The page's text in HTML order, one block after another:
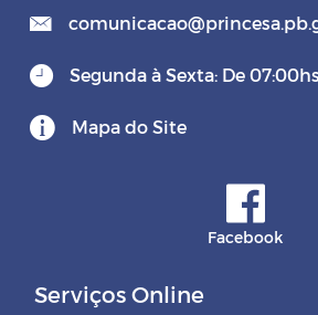
Segunda à Sexta: De
Mapa do Site
Facebook
Serviços Online